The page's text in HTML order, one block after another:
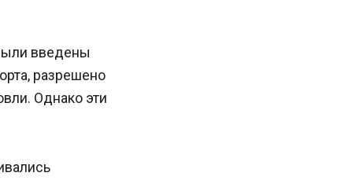
введены
разрешено
Однако эти